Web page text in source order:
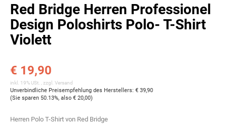
Red Bridge Herren Professionel
Design Poloshirts Polo- T-Shirt
Violett
€ 19,90
inkl. 19% USt. , zzgl. Versand
Unverbindliche Preisempfehlung des Herstellers: € 39,90
(Sie sparen 50.13%, also € 20,00)
Herren Polo T-Shirt von Red Bridge